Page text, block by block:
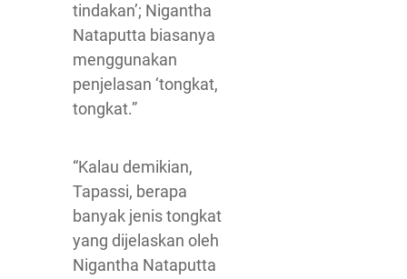
tindakan’; Nigantha
Nataputta biasanya
menggunakan
penjelasan ‘tongkat,
tongkat.”
“Kalau demikian,
Tapassi, berapa
banyak jenis tongkat
yang dijelaskan oleh
Nigantha Nataputta